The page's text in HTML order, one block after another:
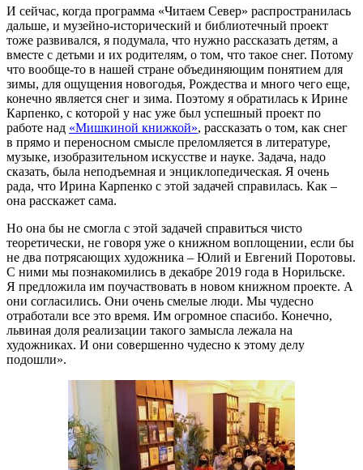
И сейчас, когда программа «Читаем Север» распространилась
дальше, и музейно-исторический и библиотечный проект
тоже развивался, я подумала, что нужно рассказать детям, а
вместе с детьми и их родителям, о том, что такое снег. Потому
что вообще-то в нашей стране объединяющим понятием для
зимы, для ощущения новогодья, Рождества и много чего еще,
конечно является снег и зима. Поэтому я обратилась к Ирине
Карпенко, с которой у нас уже был успешный проект по
работе над «Мишкиной книжкой», рассказать о том, как снег
в прямо и переносном смысле преломляется в литературе,
музыке, изобразительном искусстве и науке. Задача, надо
сказать, была неподъемная и энциклопедическая. Я очень
рада, что Ирина Карпенко с этой задачей справилась. Как –
она расскажет сама.
Но она бы не смогла с этой задачей справиться чисто
теоретически, не говоря уже о книжном воплощении, если бы
не два потрясающих художника – Юлий и Евгений Поротовы.
С ними мы познакомились в декабре 2019 года в Норильске.
Я предложила им поучаствовать в новом книжном проекте. А
они согласились. Они очень смелые люди. Мы чудесно
отработали все это время. Им огромное спасибо. Конечно,
львиная доля реализации такого замысла лежала на
художниках. И они совершенно чудесно к этому делу
подошли».